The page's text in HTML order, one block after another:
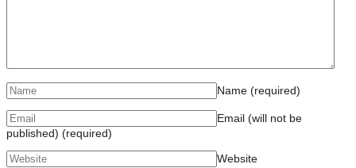
Name (required)
Email (will not be
published) (required)
Website